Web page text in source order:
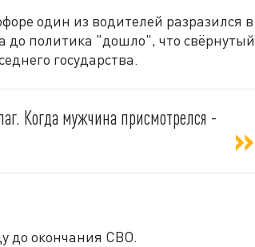
один из водителей разразился в
до политика "дошло", что свёрнутый
государства.
Когда мужчина присмотрелся -
до окончания СВО.